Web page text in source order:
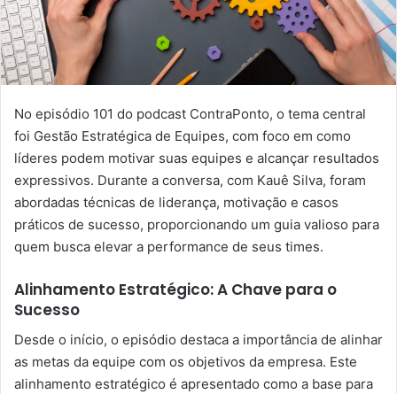
No episódio 101 do podcast ContraPonto, o tema central
foi Gestão Estratégica de Equipes, com foco em como
líderes podem motivar suas equipes e alcançar resultados
expressivos. Durante a conversa, com Kauê Silva, foram
abordadas técnicas de liderança, motivação e casos
práticos de sucesso, proporcionando um guia valioso para
quem busca elevar a performance de seus times.
Alinhamento Estratégico: A Chave para o
Sucesso
Desde o início, o episódio destaca a importância de alinhar
as metas da equipe com os objetivos da empresa. Este
alinhamento estratégico é apresentado como a base para